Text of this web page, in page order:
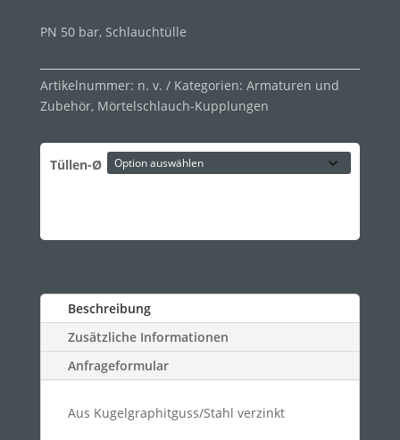
PN 50 bar, Schlauchtülle
Artikelnummer: n. v. Kategorien: Armaturen und
Zubehör, Mörtelschlauch-Kupplungen
Tüllen-Ø
Beschreibung
Zusätzliche Informationen
Anfrageformular
Aus Kugelgraphitguss/Stahl verzinkt